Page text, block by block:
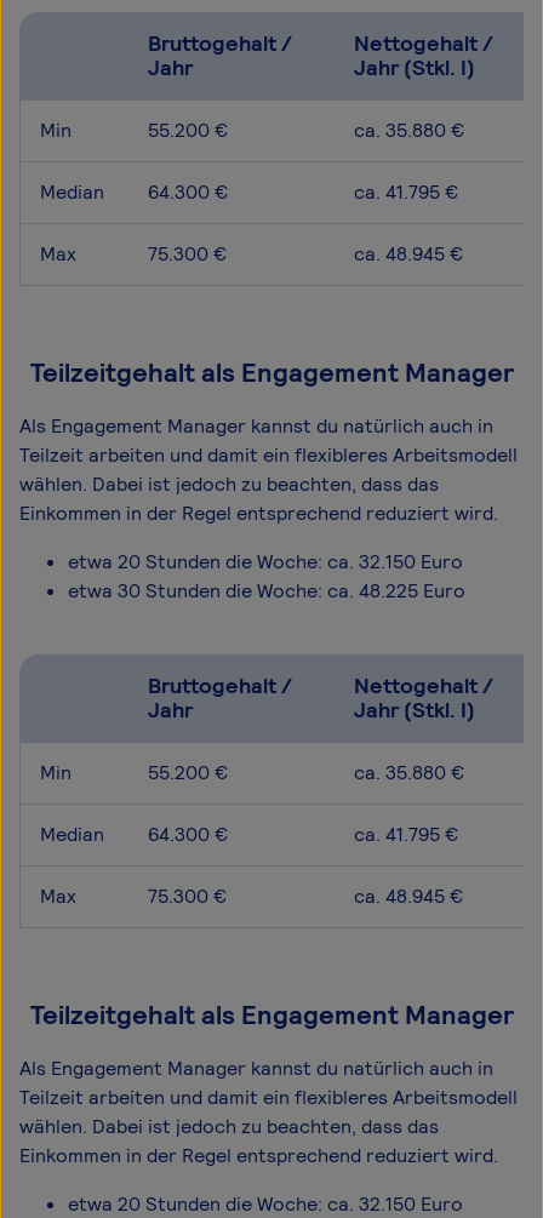
Bruttogehalt /
Jahr
Nettogehalt /
Jahr (Stkl. I)
Min 55.200 € ca. 35.880 €
Median 64.300 € ca. 41.795 €
Max 75.300 € ca. 48.945 €
Teilzeitgehalt als Engagement Manager
Als Engagement Manager kannst du natürlich auch in
Teilzeit arbeiten und damit ein flexibleres Arbeitsmodell
wählen. Dabei ist jedoch zu beachten, dass das
Einkommen in der Regel entsprechend reduziert wird.
etwa 20 Stunden die Woche: ca. 32.150 Euro
etwa 30 Stunden die Woche: ca. 48.225 Euro
Bruttogehalt /
Jahr
Nettogehalt /
Jahr (Stkl. I)
Min 55.200 € ca. 35.880 €
Median 64.300 € ca. 41.795 €
Max 75.300 € ca. 48.945 €
Teilzeitgehalt als Engagement Manager
Als Engagement Manager kannst du natürlich auch in
Teilzeit arbeiten und damit ein flexibleres Arbeitsmodell
wählen. Dabei ist jedoch zu beachten, dass das
Einkommen in der Regel entsprechend reduziert wird.
etwa 20 Stunden die Woche: ca. 32.150 Euro